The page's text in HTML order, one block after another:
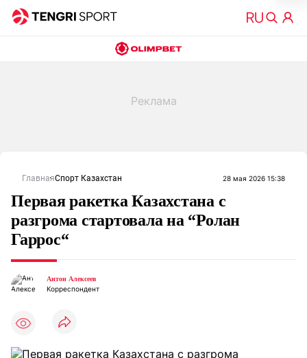
ГлавнаяСпорт Казахстан 28 мая 2026 15:38
Первая ракетка Казахстана с
разгрома стартовала на “Ролан
Гаррос“
Антон Алексеев
Корреспондент